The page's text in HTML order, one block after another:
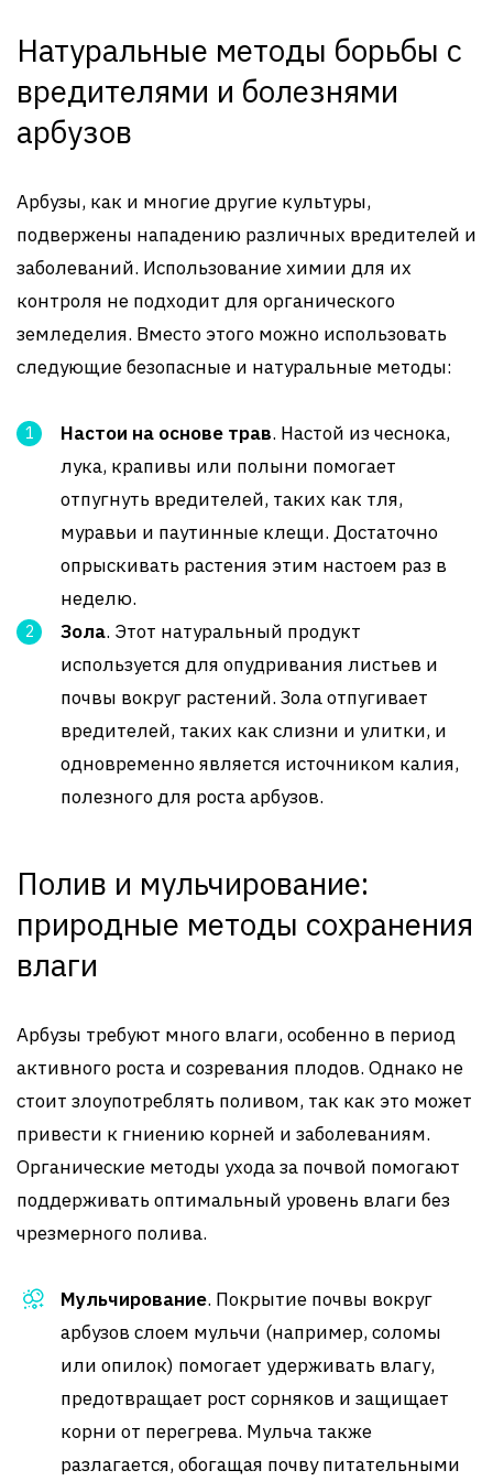
Натуральные методы борьбы с
вредителями и болезнями
арбузов
Арбузы, как и многие другие культуры,
подвержены нападению различных вредителей и
заболеваний. Использование химии для их
контроля не подходит для органического
земледелия. Вместо этого можно использовать
следующие безопасные и натуральные методы:
Настои на основе трав. Настой из чеснока,
лука, крапивы или полыни помогает
отпугнуть вредителей, таких как тля,
муравьи и паутинные клещи. Достаточно
опрыскивать растения этим настоем раз в
неделю.
Зола. Этот натуральный продукт
используется для опудривания листьев и
почвы вокруг растений. Зола отпугивает
вредителей, таких как слизни и улитки, и
одновременно является источником калия,
полезного для роста арбузов.
Полив и мульчирование:
природные методы сохранения
влаги
Арбузы требуют много влаги, особенно в период
активного роста и созревания плодов. Однако не
стоит злоупотреблять поливом, так как это может
привести к гниению корней и заболеваниям.
Органические методы ухода за почвой помогают
поддерживать оптимальный уровень влаги без
чрезмерного полива.
Мульчирование. Покрытие почвы вокруг
арбузов слоем мульчи (например, соломы
или опилок) помогает удерживать влагу,
предотвращает рост сорняков и защищает
корни от перегрева. Мульча также
разлагается, обогащая почву питательными